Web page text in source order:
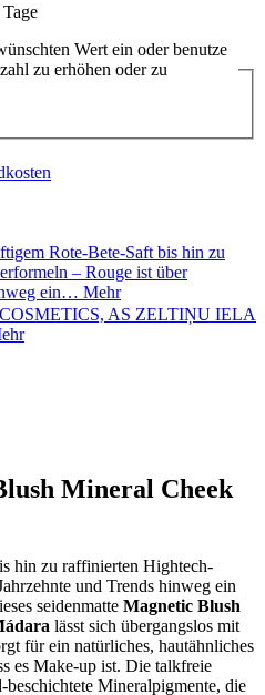
Wert ein oder benutze
zu erhöhen oder zu
Rote-Bete-Saft bis hin zu
– Rouge ist über
ein… Mehr
AS ZELTIŅU IELA
Mineral Cheek
hin zu raffinierten Hightech-
und Trends hinweg ein
seidenmatte Magnetic Blush
lässt sich übergangslos mit
für ein natürliches, hautähnliches
es Make-up ist. Die talkfreie
Mineralpigmente, die